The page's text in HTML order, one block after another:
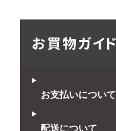
お支払いについて
配送について